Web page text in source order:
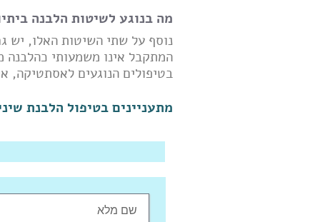
מה בנוגע לשיטות הלבנה
נוסף על שתי השיטות האלו, יש
המתקבל אינו משמעותי כהלבנה
בטיפולים הנוגעים לאסתטיקה,
מתעניינים בטיפול הלבנת